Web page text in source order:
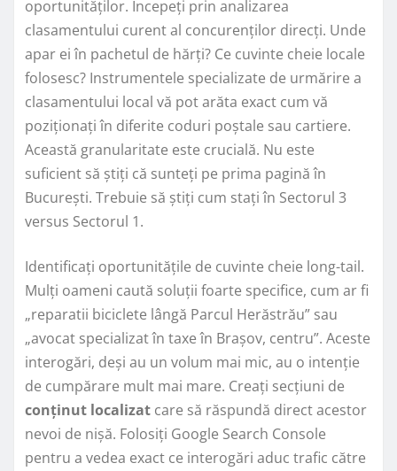
oportunităților. Începeți prin analizarea
clasamentului curent al concurenților direcți. Unde
apar ei în pachetul de hărți? Ce cuvinte cheie locale
folosesc? Instrumentele specializate de urmărire a
clasamentului local vă pot arăta exact cum vă
poziționați în diferite coduri poștale sau cartiere.
Această granularitate este crucială. Nu este
suficient să știți că sunteți pe prima pagină în
București. Trebuie să știți cum stați în Sectorul 3
versus Sectorul 1.
Identificați oportunitățile de cuvinte cheie long-tail.
Mulți oameni caută soluții foarte specifice, cum ar fi
„reparatii biciclete lângă Parcul Herăstrău” sau
„avocat specializat în taxe în Brașov, centru”. Aceste
interogări, deși au un volum mai mic, au o intenție
de cumpărare mult mai mare. Creați secțiuni de
conținut localizat care să răspundă direct acestor
nevoi de nișă. Folosiți Google Search Console
pentru a vedea exact ce interogări aduc trafic către